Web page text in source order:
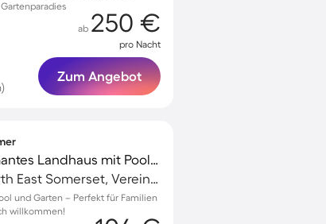
ab 250 €
pro Nacht
Zum Angebot
Familienorientiertes charmantes Landhaus mit Pool, Grill und Whirlpool | Haustiere erlaubt
Camerton, Bath and North East Somerset, Vereinigtes Königreich
und Garten – Perfekt für Familien
willkommen!